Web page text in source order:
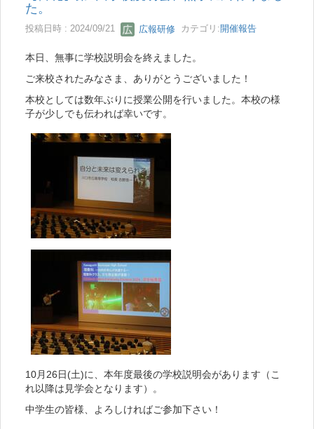
た。
投稿日時 : 2024/09/21 広報研修 カテゴリ:開催報告
本日、無事に学校説明会を終えました。
ご来校されたみなさま、ありがとうございました！
本校としては数年ぶりに授業公開を行いました。本校の様
子が少しでも伝われば幸いです。
10月26日(土)に、本年度最後の学校説明会があります（こ
れ以降は見学会となります）。
中学生の皆様、よろしければご参加下さい！